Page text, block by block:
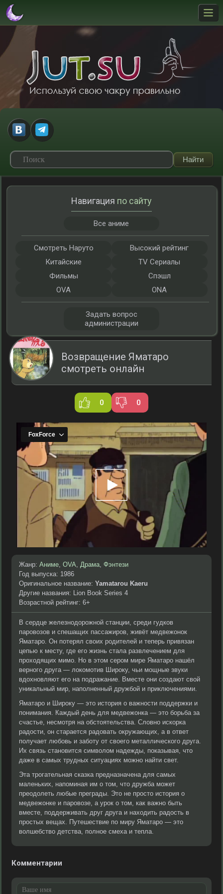
Возвращение Яматаро
смотреть онлайн
0 0
Жанр: Аниме, OVA, Драма, Фэнтези
Год выпуска: 1986
Оригинальное название: Yamatarou Kaeru
Другие названия: Lion Book Series 4
Возрастной рейтинг: 6+
В сердце железнодорожной станции, среди гудков
паровозов и спешащих пассажиров, живёт медвежонок
Яматаро. Он потерял своих родителей и теперь привязан
цепью к месту, где его жизнь стала развлечением для
проходящих мимо. Но в этом сером мире Яматаро нашёл
верного друга — локомотив Широку, чьи мощные звуки
вдохновляют его на подражание. Вместе они создают свой
уникальный мир, наполненный дружбой и приключениями.
Яматаро и Широку — это история о важности поддержки и
понимания. Каждый день для медвежонка — это борьба за
счастье, несмотря на обстоятельства. Словно искорка
радости, он старается радовать окружающих, а в ответ
получает любовь и заботу от своего металлического друга.
Их связь становится символом надежды, показывая, что
даже в самых трудных ситуациях можно найти свет.
Эта трогательная сказка предназначена для самых
маленьких, напоминая им о том, что дружба может
преодолеть любые преграды. Это не просто история о
медвежонке и паровозе, а урок о том, как важно быть
вместе, поддерживать друг друга и находить радость в
простых вещах. Путешествие по миру Яматаро — это
волшебство детства, полное смеха и тепла.
Комментарии
Навигация по сайту
Все аниме
Смотреть Наруто
Высокий рейтинг
Китайские
TV Сериалы
Фильмы
Спэшл
OVA
ONA
Задать вопрос
администрации